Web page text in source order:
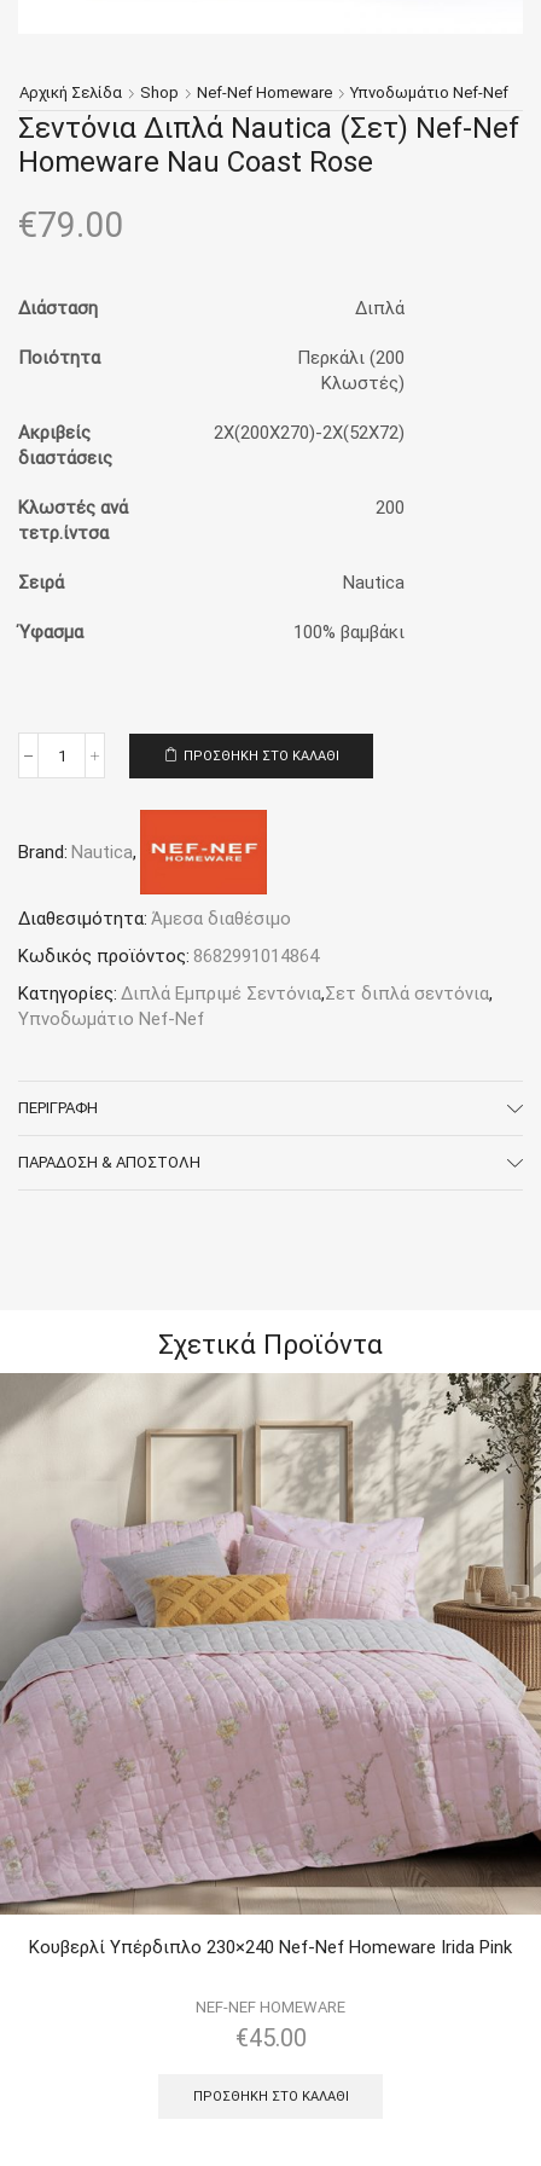
Αρχική Σελίδα Shop Nef-Nef Homeware Υπνοδωμάτιο Nef-Nef
Σεντόνια Διπλά Nautica (Σετ) Nef-Nef
Homeware Nau Coast Rose
€79.00
Διάσταση Διπλά
Ποιότητα
Περκάλι (200
Κλωστές)
Ακριβείς
διαστάσεις
2X(200X270)-2X(52X72)
Κλωστές ανά
τετρ.ίντσα
200
Σειρά Nautica
Ύφασμα 100% βαμβάκι
Σεντόνια
Nef-
Nau
Rose
ΠΡΟΣΘΉΚΗ ΣΤΟ ΚΑΛΆΘΙ
Brand: Nautica,
Διαθεσιμότητα: Άμεσα διαθέσιμο
Κωδικός προϊόντος: 8682991014864
Κατηγορίες: Διπλά Εμπριμέ Σεντόνια,Σετ διπλά σεντόνια,
Υπνοδωμάτιο Nef-Nef
ΠΕΡΙΓΡΑΦΉ
ΠΑΡΆΔΟΣΗ & ΑΠΟΣΤΟΛΉ
Σχετικά Προϊόντα
Κουβερλί Υπέρδιπλο 230×240 Nef-Nef Homeware Irida Pink
NEF-NEF HOMEWARE
€45.00
ΠΡΟΣΘΉΚΗ ΣΤΟ ΚΑΛΆΘΙ